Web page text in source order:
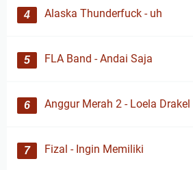
Alaska Thunderfuck - uh
FLA Band - Andai Saja
Anggur Merah 2 - Loela Drakel
Fizal - Ingin Memiliki